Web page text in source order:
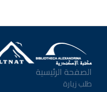
الصفحة الرئيسية
طلب زيارة